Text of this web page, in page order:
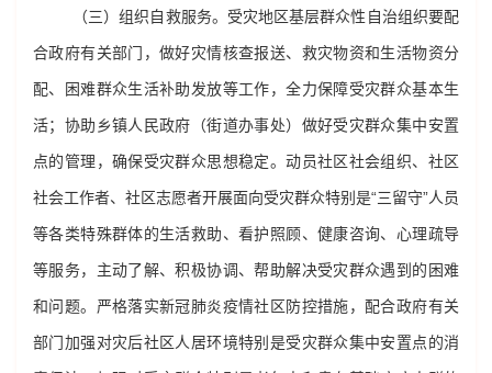
（三）组织自救服务。受灾地区基层群众性自治组织要配
合政府有关部门，做好灾情核查报送、救灾物资和生活物资分
配、困难群众生活补助发放等工作，全力保障受灾群众基本生
活；协助乡镇人民政府（街道办事处）做好受灾群众集中安置
点的管理，确保受灾群众思想稳定。动员社区社会组织、社区
社会工作者、社区志愿者开展面向受灾群众特别是“三留守”人员
等各类特殊群体的生活救助、看护照顾、健康咨询、心理疏导
等服务，主动了解、积极协调、帮助解决受灾群众遇到的困难
和问题。严格落实新冠肺炎疫情社区防控措施，配合政府有关
部门加强对灾后社区人居环境特别是受灾群众集中安置点的消